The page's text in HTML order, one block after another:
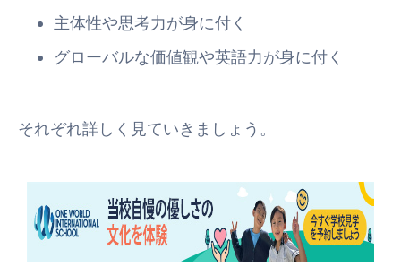
主体性や思考力が身に付く
グローバルな価値観や英語力が身に付く
それぞれ詳しく見ていきましょう。